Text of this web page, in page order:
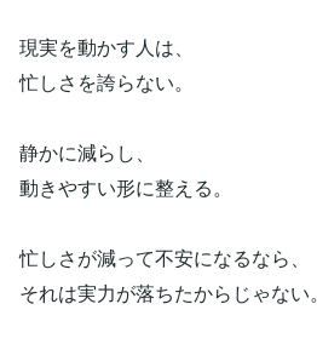
現実を動かす人は、
忙しさを誇らない。
静かに減らし、
動きやすい形に整える。
忙しさが減って不安になるなら、
それは実力が落ちたからじゃない。